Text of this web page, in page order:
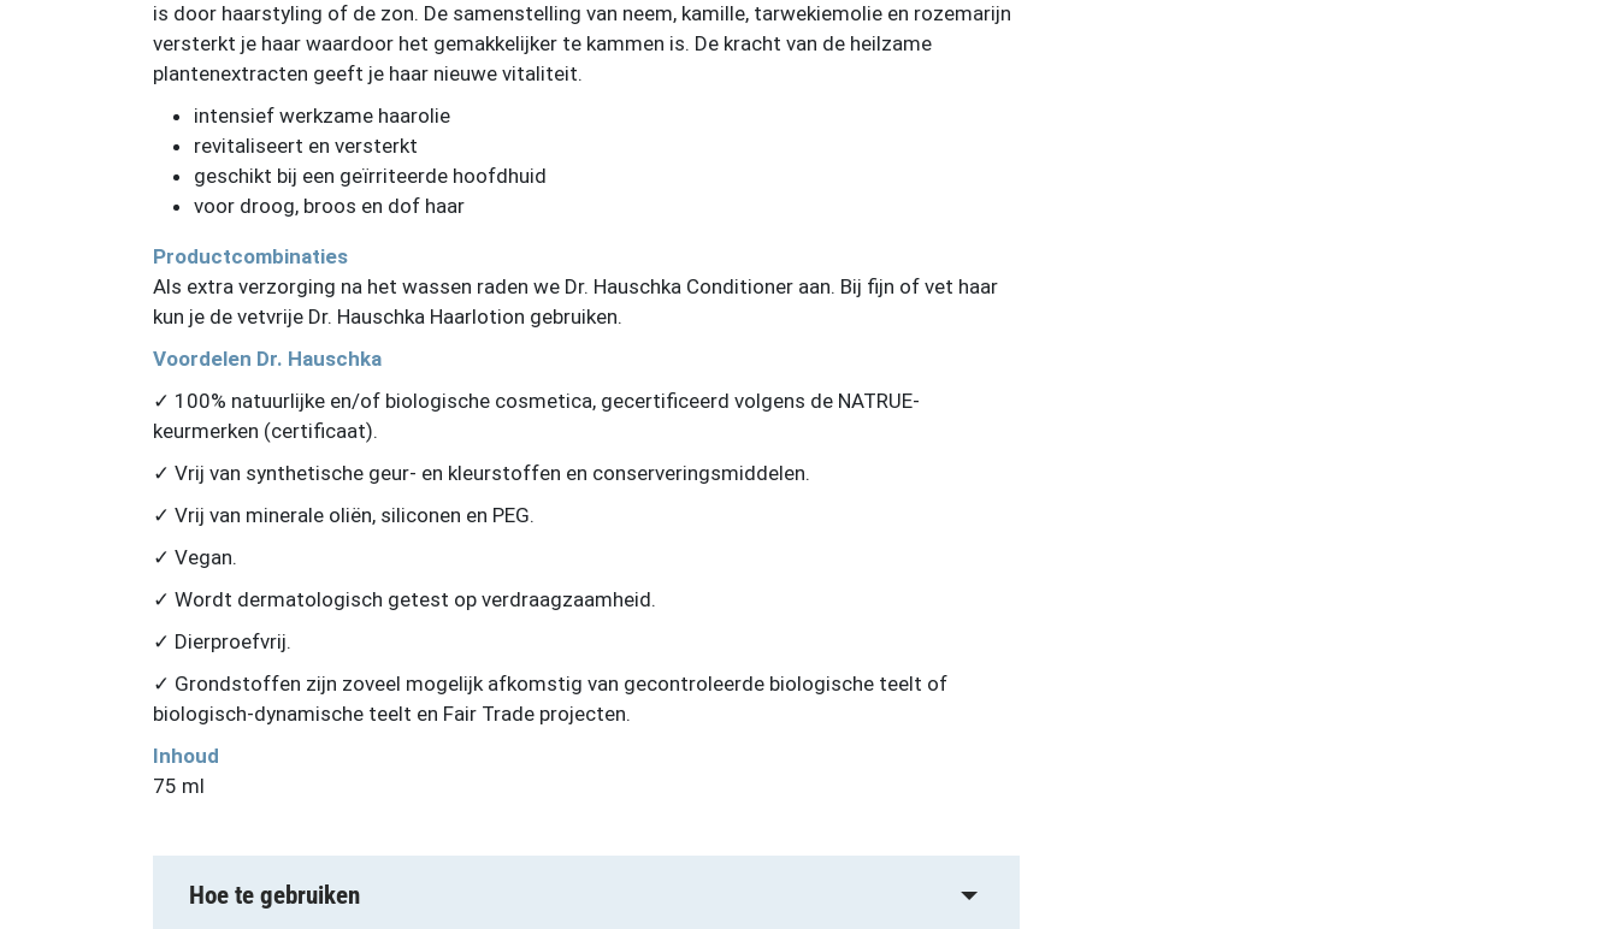
is door haarstyling of de zon. De samenstelling van neem, kamille, tarwekiemolie en rozemarijn
versterkt je haar waardoor het gemakkelijker te kammen is. De kracht van de heilzame
plantenextracten geeft je haar nieuwe vitaliteit.
intensief werkzame haarolie
revitaliseert en versterkt
geschikt bij een geïrriteerde hoofdhuid
voor droog, broos en dof haar
Productcombinaties
Als extra verzorging na het wassen raden we Dr. Hauschka Conditioner aan. Bij fijn of vet haar
kun je de vetvrije Dr. Hauschka Haarlotion gebruiken.
Voordelen Dr. Hauschka
✓ 100% natuurlijke en/of biologische cosmetica, gecertificeerd volgens de NATRUE-
keurmerken (certificaat).
✓ Vrij van synthetische geur- en kleurstoffen en conserveringsmiddelen.
✓ Vrij van minerale oliën, siliconen en PEG.
✓ Vegan.
✓ Wordt dermatologisch getest op verdraagzaamheid.
✓ Dierproefvrij.
✓ Grondstoffen zijn zoveel mogelijk afkomstig van gecontroleerde biologische teelt of
biologisch-dynamische teelt en Fair Trade projecten.
Inhoud
75 ml
Hoe te gebruiken